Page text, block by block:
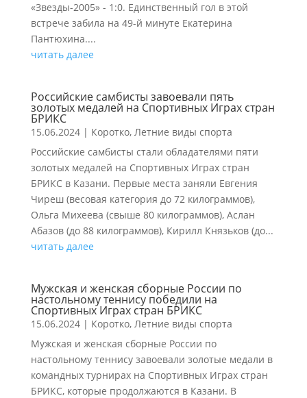
«Звезды-2005» - 1:0. Единственный гол в этой
встрече забила на 49-й минуте Екатерина
Пантюхина....
читать далее
Российские самбисты завоевали пять
золотых медалей на Спортивных Играх стран
БРИКС
15.06.2024| Коротко, Летние виды спорта
Российские самбисты стали обладателями пяти
золотых медалей на Спортивных Играх стран
БРИКС в Казани. Первые места заняли Евгения
Чиреш (весовая категория до 72 килограммов),
Ольга Михеева (свыше 80 килограммов), Аслан
Абазов (до 88 килограммов), Кирилл Князьков (до...
читать далее
Мужская и женская сборные России по
настольному теннису победили на
Спортивных Играх стран БРИКС
15.06.2024| Коротко, Летние виды спорта
Мужская и женская сборные России по
настольному теннису завоевали золотые медали в
командных турнирах на Спортивных Играх стран
БРИКС, которые продолжаются в Казани. В